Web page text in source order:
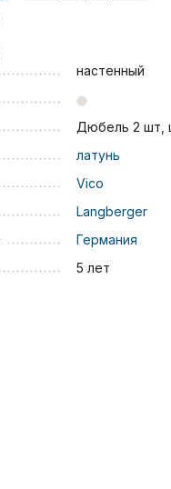
настенный
Дюбель 2 шт,
латунь
Vico
Langberger
Германия
5 лет